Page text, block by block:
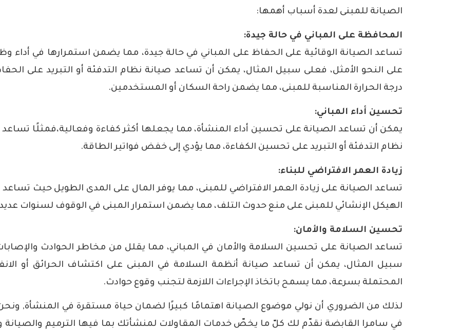
الصيانة للمبنى لعدة أسباب أهمها:
المحافظة على المباني في حالة جيدة:
تساعد الصيانة الوقائية على الحفاظ على المباني في حالة جيدة، مما يضمن استمرارها في أداء
على النحو الأمثل، فعلى سبيل المثال، يمكن أن تساعد صيانة نظام التدفئة أو التبريد على
درجة الحرارة المناسبة للمبنى، مما يضمن راحة السكان أو المستخدمين.
تحسين أداء المباني:
يمكن أن تساعد الصيانة على تحسين أداء المنشأة، مما يجعلها أكثر كفاءة وفعالية،فمثلًا
نظام التدفئة أو التبريد على تحسين الكفاءة، مما يؤدي إلى خفض فواتير الطاقة.
زيادة العمر الافتراضي للبناء:
تساعد الصيانة على زيادة العمر الافتراضي للمبنى، مما يوفر المال على المدى الطويل حيث
الهيكل الإنشائي للمبنى على منع حدوث التلف، مما يضمن استمرار المبنى في الوقوف لسنوات
تحسين السلامة والأمان:
تساعد الصيانة على تحسين السلامة والأمان في المباني، مما يقلل من مخاطر الحوادث
سبيل المثال، يمكن أن تساعد صيانة أنظمة السلامة في المبنى على اكتشاف الحرائق أو
المحتملة بسرعة، مما يسمح باتخاذ الإجراءات اللازمة لتجنب وقوع حوادث.
لذلك من الضروري أن نولي موضوع الصيانة اهتمامًا كبيرًا لضمان حياة مستقرة في المنشأة, ونحن
في سامرا القابضة نقدّم لك كلّ ما يخصّخدمات المقاولات لمنشأتك بما فيها الترميم والصيانة